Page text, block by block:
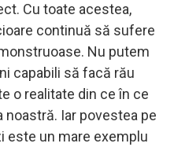
Cu toate acestea,
continuă să sufere
Nu putem
capabili să facă rău
o realitate din ce în ce
Iar povestea pe
este un mare exemplu